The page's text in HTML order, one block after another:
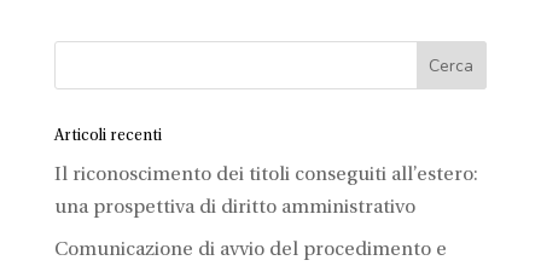
Articoli recenti
Il riconoscimento dei titoli conseguiti all’estero:
una prospettiva di diritto amministrativo
Comunicazione di avvio del procedimento e